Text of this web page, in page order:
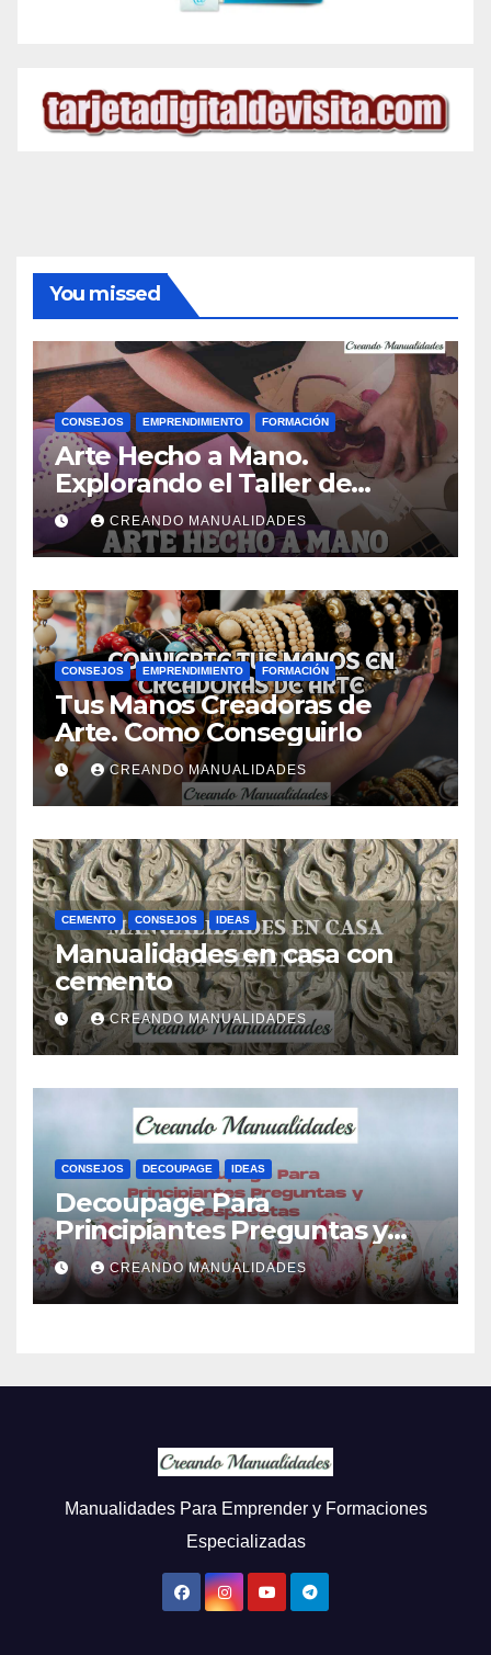
You missed
CONSEJOS EMPRENDIMIENTO FORMACIÓN
Arte Hecho a Mano.
Explorando el Taller de
Manualidades de Ana Gual.
CREANDO MANUALIDADES
CONSEJOS EMPRENDIMIENTO FORMACIÓN
Tus Manos Creadoras de
Arte. Como Conseguirlo
CREANDO MANUALIDADES
CEMENTO CONSEJOS IDEAS
Manualidades en casa con
cemento
CREANDO MANUALIDADES
CONSEJOS DECOUPAGE IDEAS
Decoupage Para
Principiantes Preguntas y
Respuestas
CREANDO MANUALIDADES
Manualidades Para Emprender y Formaciones
Especializadas